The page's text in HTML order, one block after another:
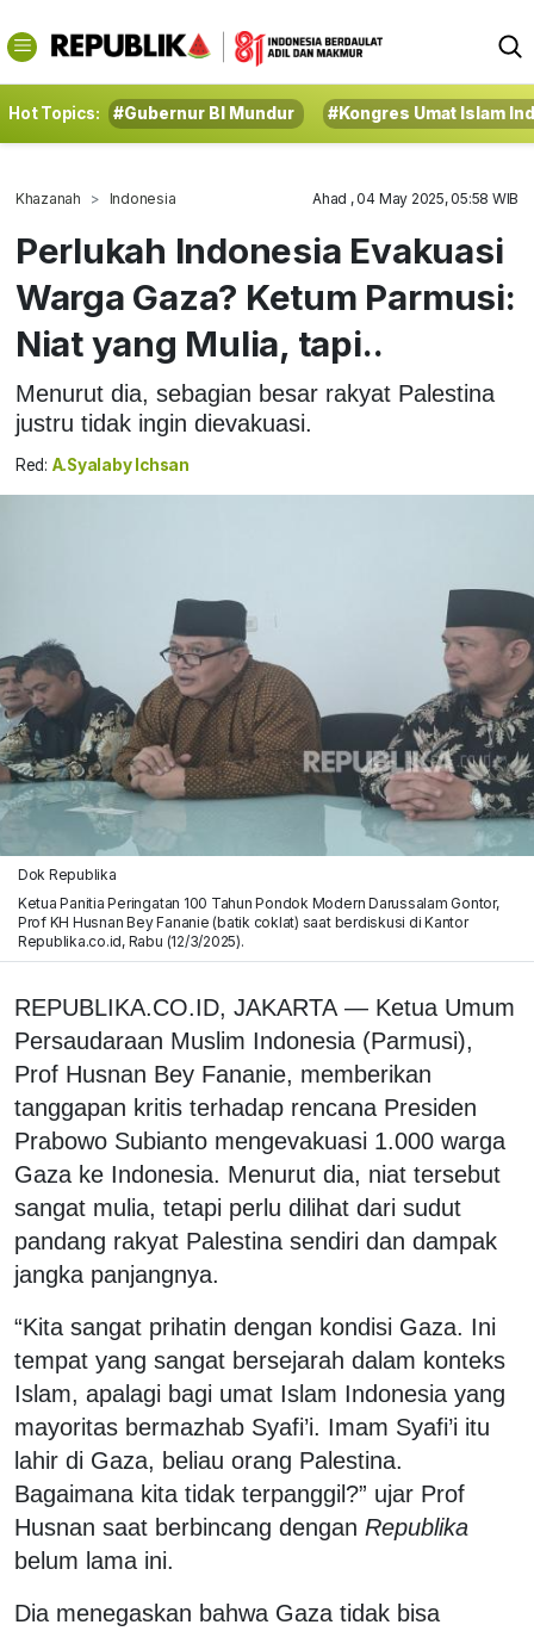
Hot Topics: #Gubernur BI Mundur #Kongres Umat Islam
Khazanah Indonesia Ahad , 04 May 2025, 05:58 WIB
Perlukah Indonesia Evakuasi
Warga Gaza? Ketum Parmusi:
Niat yang Mulia, tapi..
Menurut dia, sebagian besar rakyat Palestina
justru tidak ingin dievakuasi.
Red: A.Syalaby Ichsan
Dok Republika
Ketua Panitia Peringatan 100 Tahun Pondok Modern Darussalam Gontor,
Prof KH Husnan Bey Fananie (batik coklat) saat berdiskusi di Kantor
Republika.co.id, Rabu (12/3/2025).
REPUBLIKA.CO.ID, JAKARTA — Ketua Umum
Persaudaraan Muslim Indonesia (Parmusi),
Prof Husnan Bey Fananie, memberikan
tanggapan kritis terhadap rencana Presiden
Prabowo Subianto mengevakuasi 1.000 warga
Gaza ke Indonesia. Menurut dia, niat tersebut
sangat mulia, tetapi perlu dilihat dari sudut
pandang rakyat Palestina sendiri dan dampak
jangka panjangnya.
“Kita sangat prihatin dengan kondisi Gaza. Ini
tempat yang sangat bersejarah dalam konteks
Islam, apalagi bagi umat Islam Indonesia yang
mayoritas bermazhab Syafi’i. Imam Syafi’i itu
lahir di Gaza, beliau orang Palestina.
Bagaimana kita tidak terpanggil?” ujar Prof
Husnan saat berbincang dengan Republika
belum lama ini.
Dia menegaskan bahwa Gaza tidak bisa